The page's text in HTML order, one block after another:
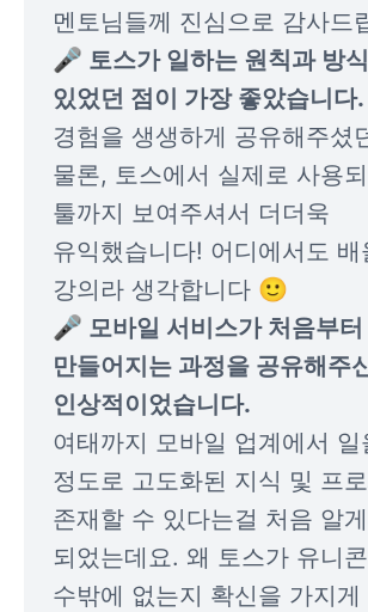
🎤 토스가 일하는 원칙과 방
경험을 생생하게 공유해주셨
물론, 토스에서 실제로 사용
툴까지 보여주셔서 더더욱
유익했습니다! 어디에서도 배
🎤 모바일 서비스가 처음부터
만들어지는 과정을 공유해주
여태까지 모바일 업계에서 일
정도로 고도화된 지식 및 프
존재할 수 있다는걸 처음 알게
되었는데요. 왜 토스가 유니
수밖에 없는지 확신을 가지게